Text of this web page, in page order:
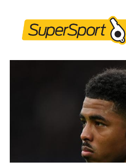
content